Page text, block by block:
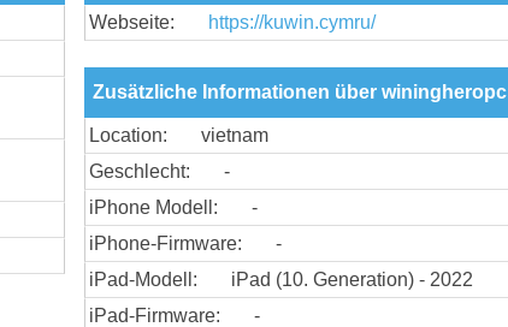
Webseite: https://kuwin.cymru/
Zusätzliche Informationen über winingheropc
Location:
vietnam
Geschlecht:
-
iPhone Modell:
-
iPhone-Firmware:
-
iPad-Modell:
iPad (10. Generation) - 2022
iPad-Firmware:
-